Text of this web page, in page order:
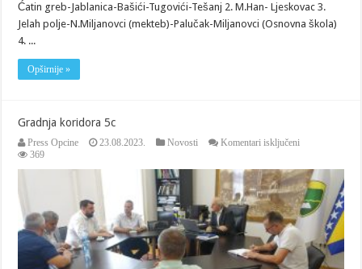
Ćatin greb-Jablanica-Bašići-Tugovići-Tešanj 2. M.Han- Ljeskovac 3.
Jelah polje-N.Miljanovci (mekteb)-Palučak-Miljanovci (Osnovna škola)
4. ...
Opširnije »
Gradnja koridora 5c
Press Opcine 23.08.2023. Novosti Komentari isključeni
5c
369